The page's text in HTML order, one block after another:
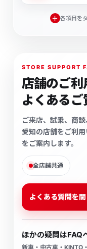
各項目を
STORE SUPPORT
店舗のご利
よくあるご
ご来店、試乗、商
愛知の店舗をご利
をご案内します。
全店舗共通
よくある質問を開
Q 予約なし
ほかの疑問はFAQ
新車・中古車・KINTO